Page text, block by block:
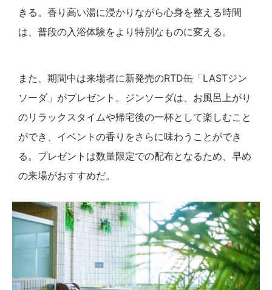
きる。香り高い湯に浸かりながら心身を整える時間
は、普段の入浴体験をより特別なものに変える。
また、期間中は来場者に新発売のRTD缶「LASTジン
ソーダ」がプレゼント。ジンソーダは、お風呂上がり
のリラックスタイムや帰宅後の一杯として楽しむこと
ができ、イベントの香りをさらに味わうことができ
る。プレゼントは数量限定での配布となるため、早め
の来場がおすすめだ。